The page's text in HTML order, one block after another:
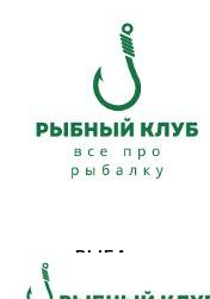
РЫБА
КАРП